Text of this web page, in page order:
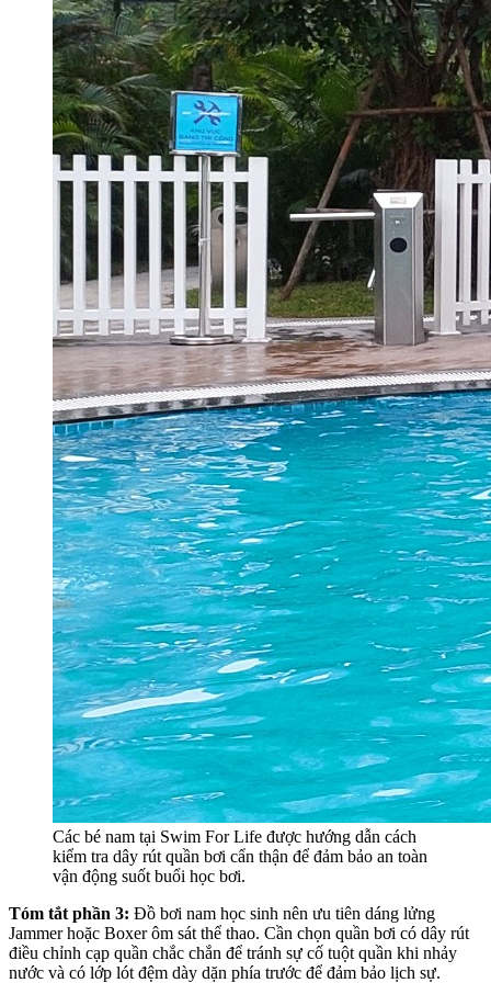
Các bé nam tại Swim For Life được hướng dẫn cách
kiểm tra dây rút quần bơi cẩn thận để đảm bảo an toàn
vận động suốt buổi học bơi.
Tóm tắt phần 3: Đồ bơi nam học sinh nên ưu tiên dáng lửng
Jammer hoặc Boxer ôm sát thể thao. Cần chọn quần bơi có dây rút
điều chỉnh cạp quần chắc chắn để tránh sự cố tuột quần khi nhảy
nước và có lớp lót đệm dày dặn phía trước để đảm bảo lịch sự.